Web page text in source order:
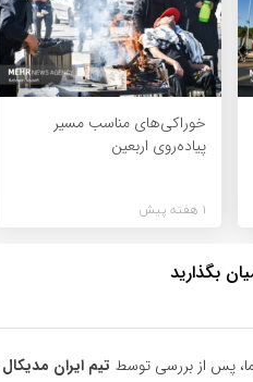
خوراکی‌های مناسب مسیر
پیاده‌روی اربعین
1 هفته پیش
بگذارید
پس از بررسی توسط تیم ایران مدیکال